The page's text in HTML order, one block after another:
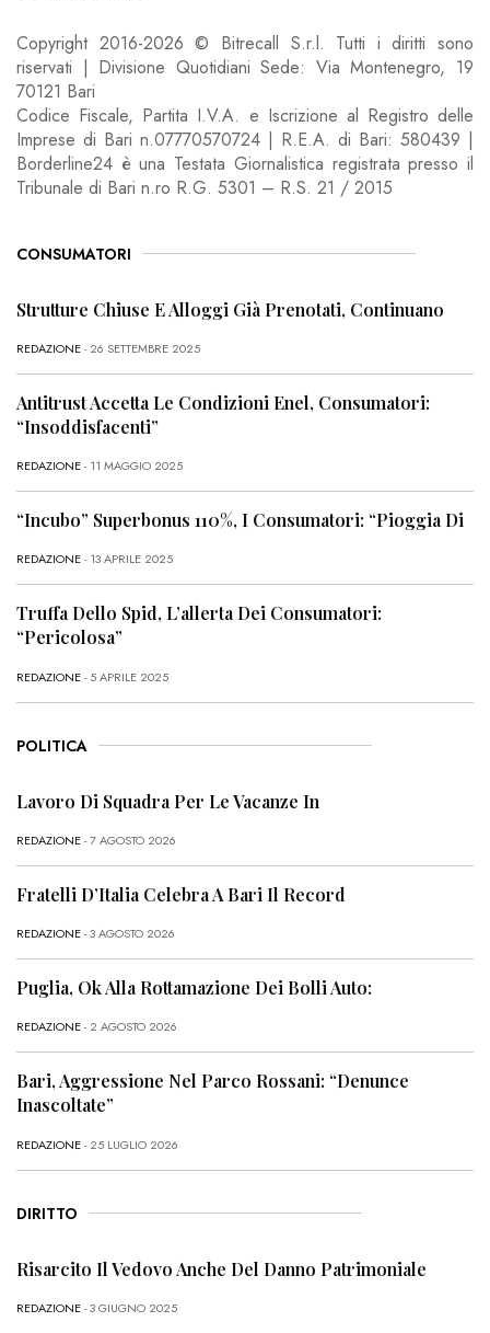
Copyright 2016-2026 © Bitrecall S.r.l. Tutti i diritti sono
riservati | Divisione Quotidiani Sede: Via Montenegro, 19
70121 Bari
Codice Fiscale, Partita I.V.A. e Iscrizione al Registro delle
Imprese di Bari n.07770570724 | R.E.A. di Bari: 580439 |
Borderline24 è una Testata Giornalistica registrata presso il
Tribunale di Bari n.ro R.G. 5301 – R.S. 21 / 2015
CONSUMATORI
Strutture Chiuse E Alloggi Già Prenotati, Continuano
REDAZIONE- 26 SETTEMBRE 2025
Antitrust Accetta Le Condizioni Enel, Consumatori:
“Insoddisfacenti”
REDAZIONE- 11 MAGGIO 2025
“Incubo” Superbonus 110%, I Consumatori: “Pioggia Di
REDAZIONE- 13 APRILE 2025
Truffa Dello Spid, L’allerta Dei Consumatori:
“Pericolosa”
REDAZIONE- 5 APRILE 2025
POLITICA
Lavoro Di Squadra Per Le Vacanze In
REDAZIONE- 7 AGOSTO 2026
Fratelli D’Italia Celebra A Bari Il Record
REDAZIONE- 3 AGOSTO 2026
Puglia, Ok Alla Rottamazione Dei Bolli Auto:
REDAZIONE- 2 AGOSTO 2026
Bari, Aggressione Nel Parco Rossani: “Denunce
Inascoltate”
REDAZIONE- 25 LUGLIO 2026
DIRITTO
Risarcito Il Vedovo Anche Del Danno Patrimoniale
REDAZIONE- 3 GIUGNO 2025